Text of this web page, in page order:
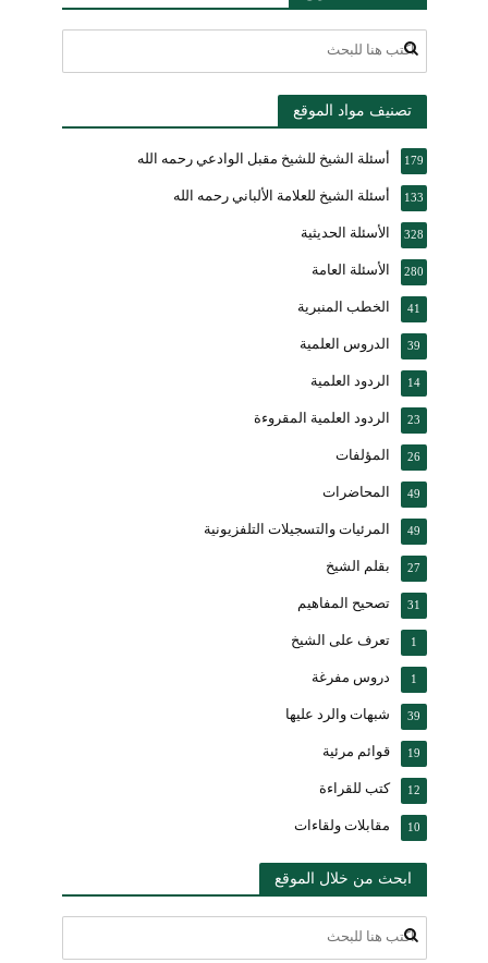
تصنيف مواد الموقع
أسئلة الشيخ للشيخ مقبل الوادعي رحمه الله 179
أسئلة الشيخ للعلامة الألباني رحمه الله 133
الأسئلة الحديثية 328
الأسئلة العامة 280
الخطب المنبرية 41
الدروس العلمية 39
الردود العلمية 14
الردود العلمية المقروءة 23
المؤلفات 26
المحاضرات 49
المرئيات والتسجيلات التلفزيونية 49
بقلم الشيخ 27
تصحيح المفاهيم 31
تعرف على الشيخ 1
دروس مفرغة 1
شبهات والرد عليها 39
قوائم مرئية 19
كتب للقراءة 12
مقابلات ولقاءات 10
ابحث من خلال الموقع